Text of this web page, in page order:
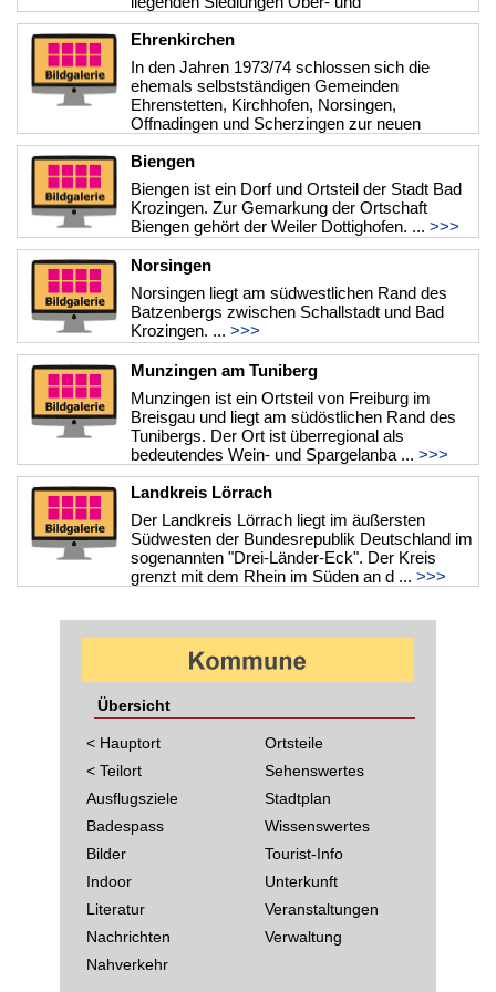
Unterambringen. ...>>>
Ehrenkirchen
In den Jahren 1973/74 schlossen sich die
ehemals selbstständigen Gemeinden
Ehrenstetten, Kirchhofen, Norsingen,
Offnadingen und Scherzingen zur neuen
Gemeinde E ...>>>
Biengen
Biengen ist ein Dorf und Ortsteil der Stadt Bad
Krozingen. Zur Gemarkung der Ortschaft
Biengen gehört der Weiler Dottighofen. ... >>>
Norsingen
Norsingen liegt am südwestlichen Rand des
Batzenbergs zwischen Schallstadt und Bad
Krozingen. ... >>>
Munzingen am Tuniberg
Munzingen ist ein Ortsteil von Freiburg im
Breisgau und liegt am südöstlichen Rand des
Tunibergs. Der Ort ist überregional als
bedeutendes Wein- und Spargelanba ... >>>
Landkreis Lörrach
Der Landkreis Lörrach liegt im äußersten
Südwesten der Bundesrepublik Deutschland im
sogenannten "Drei-Länder-Eck". Der Kreis
grenzt mit dem Rhein im Süden an d ... >>>
Übersicht
< Hauptort
< Teilort
Ausflugsziele
Badespass
Bilder
Indoor
Literatur
Nachrichten
Nahverkehr
Ortsteile
Sehenswertes
Stadtplan
Wissenswertes
Tourist-Info
Unterkunft
Veranstaltungen
Verwaltung